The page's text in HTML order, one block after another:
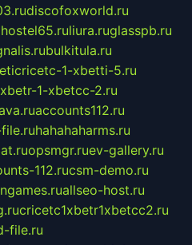
discofoxworld.ru
hostel65.ruliura.ruglasspb.ru
bulkitula.ru
1-xbetti-5.ru
1-xbetcc-2.ru
accounts112.ru
hahahaharms.ru
opsmgr.ruev-gallery.ru
112.rucsm-demo.ru
allseo-host.ru
cricetc1xbetr1xbetcc2.ru
file.ru